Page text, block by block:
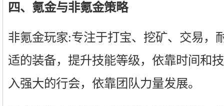
四、氪金与非氪金策略
非氪金玩家:专注于打宝、挖矿、交易，
适的装备，提升技能等级，依靠时间和
入强大的行会，依靠团队力量发展。